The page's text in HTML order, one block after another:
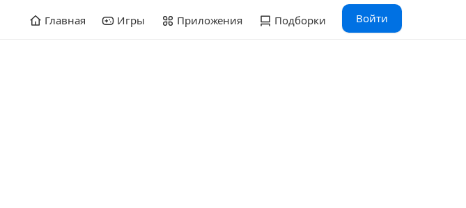
Главная Игры Приложения Подборки Войти